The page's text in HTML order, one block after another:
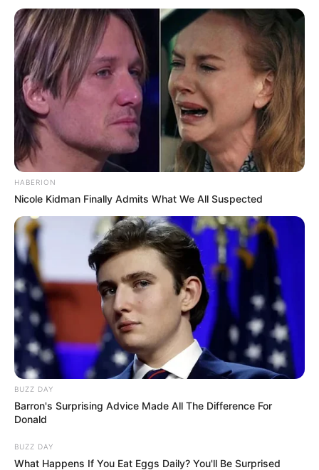
HABERION
Nicole Kidman Finally Admits What We All Suspected
BUZZ DAY
Barron's Surprising Advice Made All The Difference For
Donald
BUZZ DAY
What Happens If You Eat Eggs Daily? You'll Be Surprised